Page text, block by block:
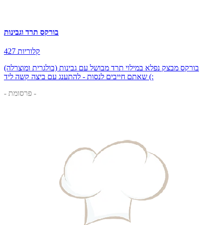
בורקס תרד וגבינות
427 קלוריות
בורקס מבצק נפלא במילוי תרד מבושל עם גבינות (בולגרית ומוצרלה)
שאתם חייבים לנסות - להתענג עם ביצה קשה ליד (:
- פרסומת -